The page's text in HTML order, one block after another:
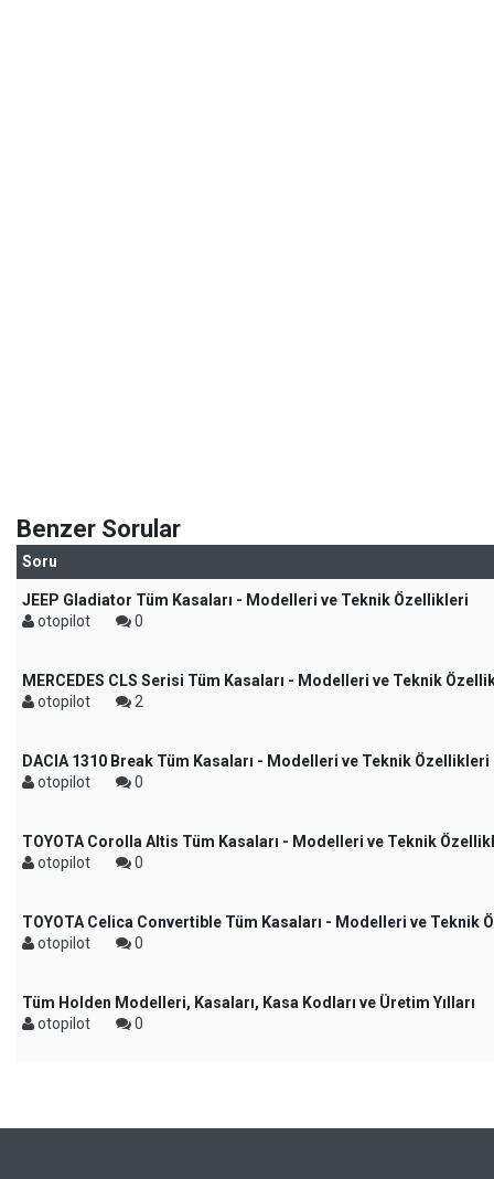
Benzer Sorular
Soru
JEEP Gladiator Tüm Kasaları - Modelleri ve Teknik Özellikleri
otopilot
0
MERCEDES CLS Serisi Tüm Kasaları - Modelleri ve Teknik
otopilot
2
DACIA 1310 Break Tüm Kasaları - Modelleri ve Teknik Özellikleri
otopilot
0
TOYOTA Corolla Altis Tüm Kasaları - Modelleri ve Teknik
otopilot
0
TOYOTA Celica Convertible Tüm Kasaları - Modelleri ve Teknik
otopilot
0
Tüm Holden Modelleri, Kasaları, Kasa Kodları ve Üretim Yılları
otopilot
0